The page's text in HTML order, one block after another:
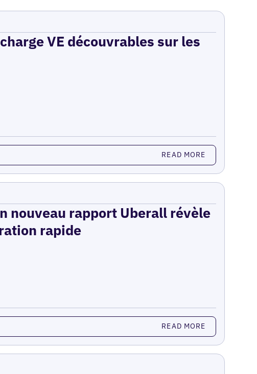
VE découvrables sur les
READ MORE
nouveau rapport Uberall révèle
rapide
READ MORE